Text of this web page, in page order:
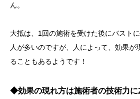
ん。
大抵は、1回の施術を受けた後にバスト
人が多いのですが、人によって、効果が
ることもあるようです！
◆効果の現れ方は施術者の技術力に